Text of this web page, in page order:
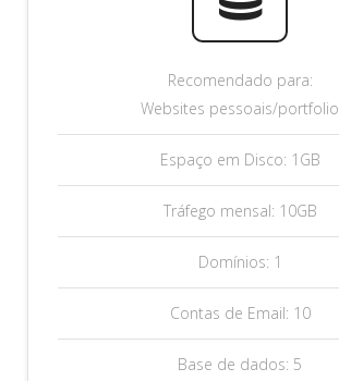
Recomendado para:
Websites pessoais/portfolio
Espaço em Disco: 1GB
Tráfego mensal: 10GB
Domínios: 1
Contas de Email: 10
Base de dados: 5